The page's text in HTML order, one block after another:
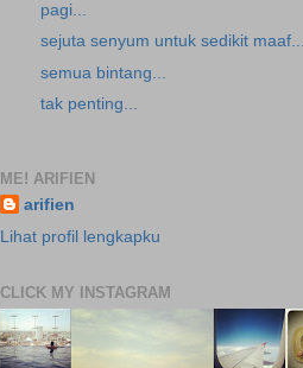
pagi...
sejuta senyum untuk sedikit maaf...
semua bintang...
tak penting...
ME! ARIFIEN
arifien
Lihat profil lengkapku
CLICK MY INSTAGRAM